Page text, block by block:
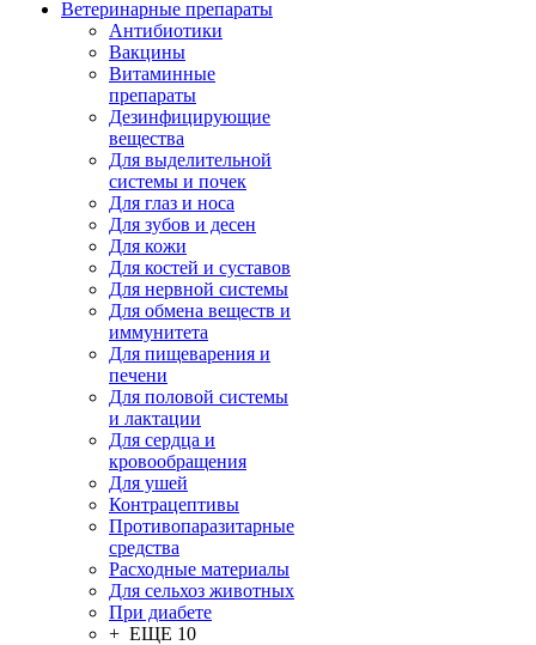
Ветеринарные препараты
Антибиотики
Вакцины
Витаминные
препараты
Дезинфицирующие
вещества
Для выделительной
системы и почек
Для глаз и носа
Для зубов и десен
Для кожи
Для костей и суставов
Для нервной системы
Для обмена веществ и
иммунитета
Для пищеварения и
печени
Для половой системы
и лактации
Для сердца и
кровообращения
Для ушей
Контрацептивы
Противопаразитарные
средства
Расходные материалы
Для сельхоз животных
При диабете
+ ЕЩЕ 10